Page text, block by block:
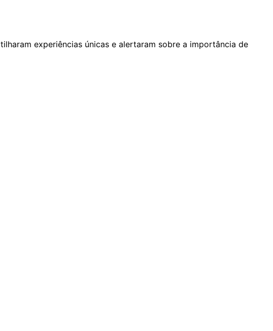
experiências únicas e alertaram sobre a importância de